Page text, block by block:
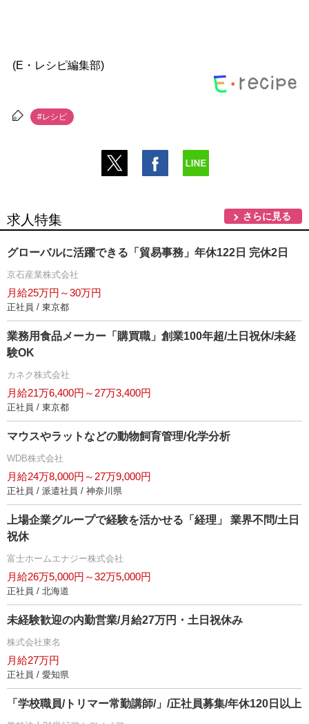
(E・レシピ編集部)
#レシピ
求人特集 さらに見る
グローバルに活躍できる「貿易事務」年休122日 完休2日
京石産業株式会社
月給25万円～30万円
正社員 / 東京都
業務用食品メーカー「購買職」創業100年超/土日祝休/未経
験OK
カネク株式会社
月給21万6,400円～27万3,400円
正社員 / 東京都
マウスやラットなどの動物飼育管理/化学分析
WDB株式会社
月給24万8,000円～27万9,000円
正社員 / 派遣社員 / 神奈川県
上場企業グループで経験を活かせる「経理」 業界不問/土日
祝休
富士ホームエナジー株式会社
月給26万5,000円～32万5,000円
正社員 / 北海道
未経験歓迎の内勤営業/月給27万円・土日祝休み
株式会社東名
月給27万円
正社員 / 愛知県
「学校職員/トリマー常勤講師/」/正社員募集/年休120日以上